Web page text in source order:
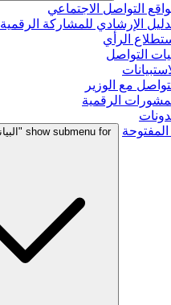
التواصل الاجتماعي
الإرشادي للمشاركة الرقمية
الرأي
التواصل
مع الوزير
الرقمية
المفتوحة
show submenu for "البيانات المفتوحة"